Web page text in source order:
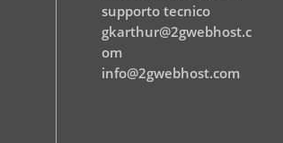
supporto tecnico
gkarthur@2gwebhost.c
om
info@2gwebhost.com